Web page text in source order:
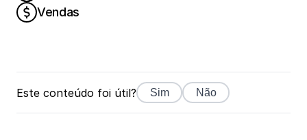
Vendas
Este conteúdo foi útil? Sim Não